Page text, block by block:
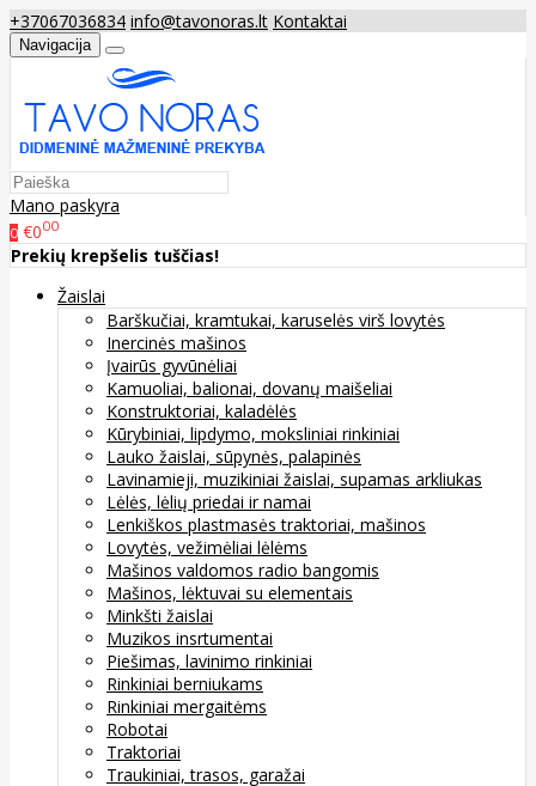
+37067036834 info@tavonoras.lt Kontaktai
Navigacija
Mano paskyra
0 €000
Prekių krepšelis tuščias!
Žaislai
Barškučiai, kramtukai, karuselės virš lovytės
Inercinės mašinos
Įvairūs gyvūnėliai
Kamuoliai, balionai, dovanų maišeliai
Konstruktoriai, kaladėlės
Kūrybiniai, lipdymo, moksliniai rinkiniai
Lauko žaislai, sūpynės, palapinės
Lavinamieji, muzikiniai žaislai, supamas arkliukas
Lėlės, lėlių priedai ir namai
Lenkiškos plastmasės traktoriai, mašinos
Lovytės, vežimėliai lėlėms
Mašinos valdomos radio bangomis
Mašinos, lėktuvai su elementais
Minkšti žaislai
Muzikos insrtumentai
Piešimas, lavinimo rinkiniai
Rinkiniai berniukams
Rinkiniai mergaitėms
Robotai
Traktoriai
Traukiniai, trasos, garažai